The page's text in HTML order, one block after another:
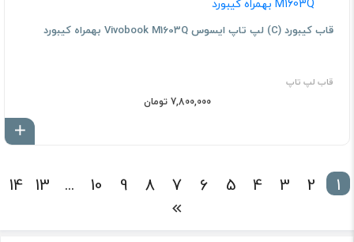
قاب کيبورد (C) لپ تاپ ايسوس Vivobook M1603Q بهمراه کيبورد
قاب لپ تاپ
7,800,000 تومان
1
2
3
4
5
6
7
8
9
10
...
13
14